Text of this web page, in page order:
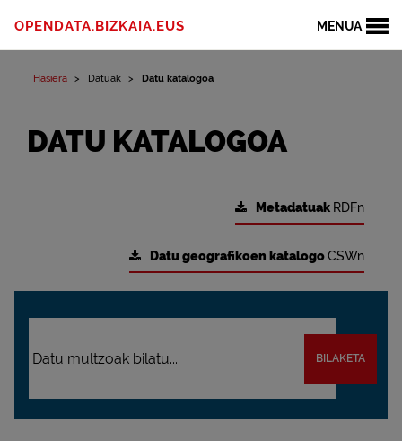
MENUA
OPENDATA.BIZKAIA.EUS
Hasiera Datuak Datu katalogoa
DATU KATALOGOA
Metadatuak RDFn
Datu geografikoen katalogoCSWn
BILAKETA